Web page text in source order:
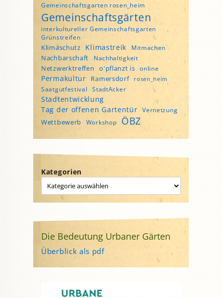
Gemeinschaftsgarten rosen_heim
Gemeinschaftsgärten
interkultureller Gemeinschaftsgarten
Grünstreifen
Klimaschutz Klimastreik Mitmachen
Nachbarschaft Nachhaltigkeit
Netzwerktreffen o'pflanzt is online
Permakultur Ramersdorf rosen_heim
Saatgutfestival StadtAcker
Stadtentwicklung
Tag der offenen Gartentür
Vernetzung
Wettbewerb Workshop ÖBZ
Kategorien
Die Bedeutung Urbaner Gärten
Überblick als pdf